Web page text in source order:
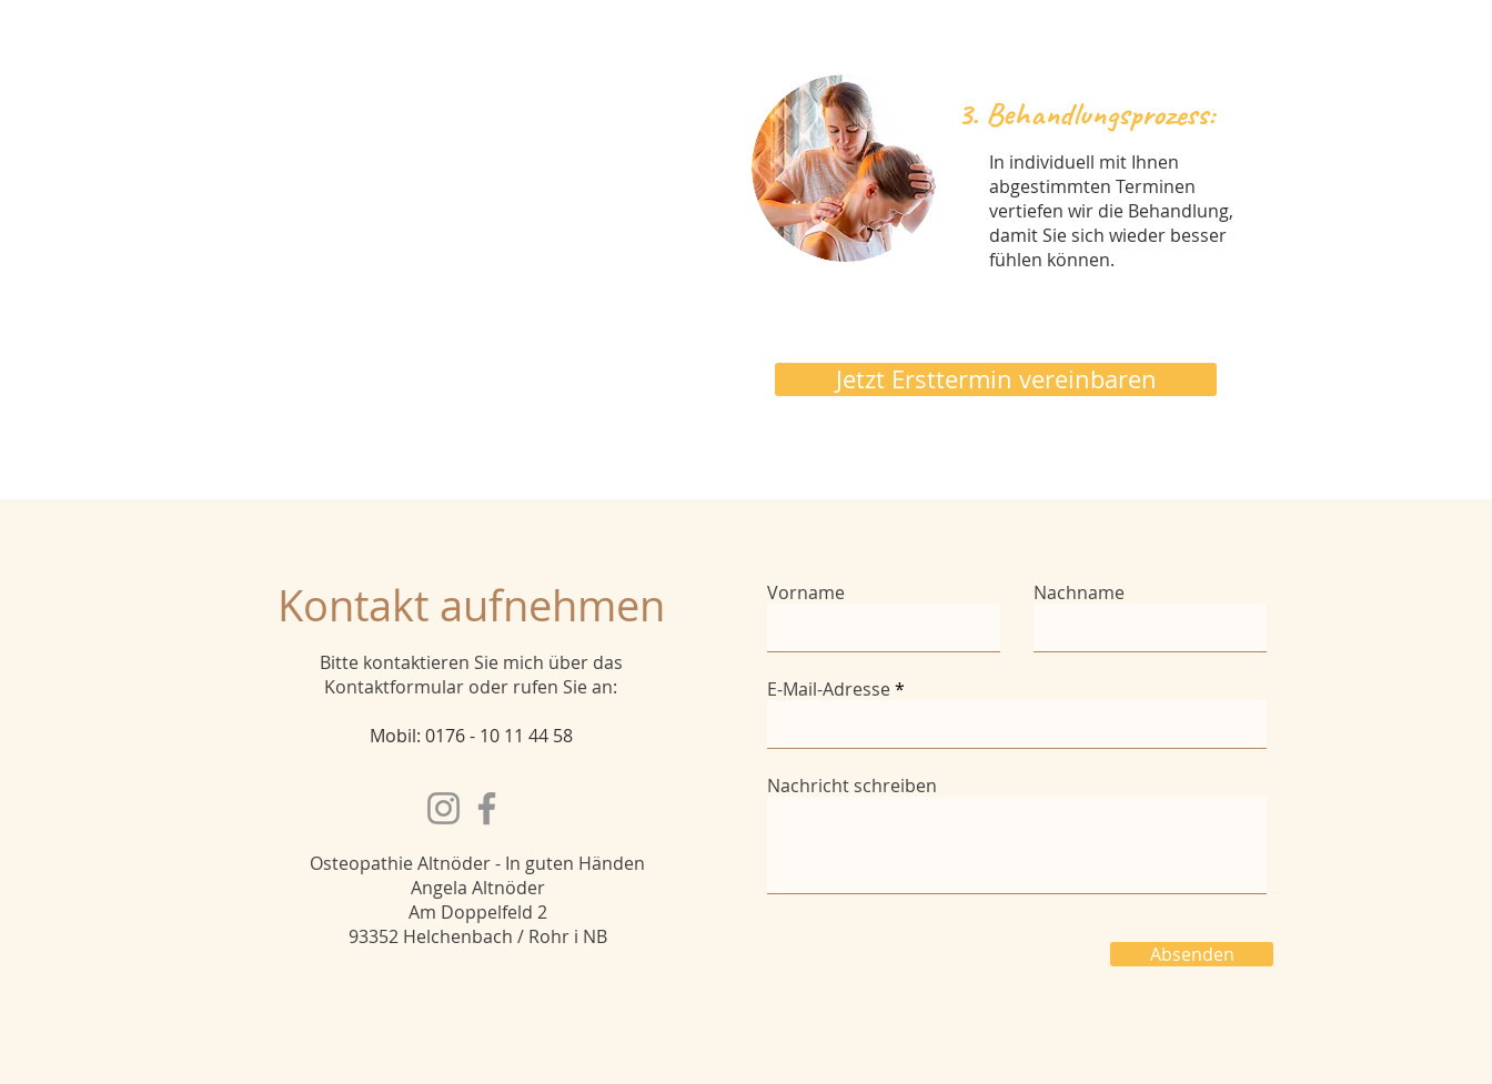
3. Behandlungsprozess:
In individuell mit Ihnen
abgestimmten Terminen
vertiefen wir die Behandlung,
damit Sie sich wieder besser
fühlen können.
Jetzt Ersttermin vereinbaren
Kontakt aufnehmen
Bitte kontaktieren Sie mich über das
Kontaktformular oder rufen Sie an:
Mobil: 0176 - 10 11 44 58
Osteopathie Altnöder- In guten Händen
Angela Altnöder
Am Doppelfeld 2
93352 Helchenbach / Rohr i NB
Vorname Nachname
E-Mail-Adresse
Nachricht schreiben
Absenden